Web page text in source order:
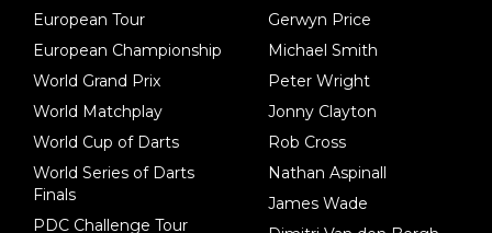
European Tour
European Championship
World Grand Prix
World Matchplay
World Cup of Darts
World Series of Darts
Finals
PDC Challenge Tour
Gerwyn Price
Michael Smith
Peter Wright
Jonny Clayton
Rob Cross
Nathan Aspinall
James Wade